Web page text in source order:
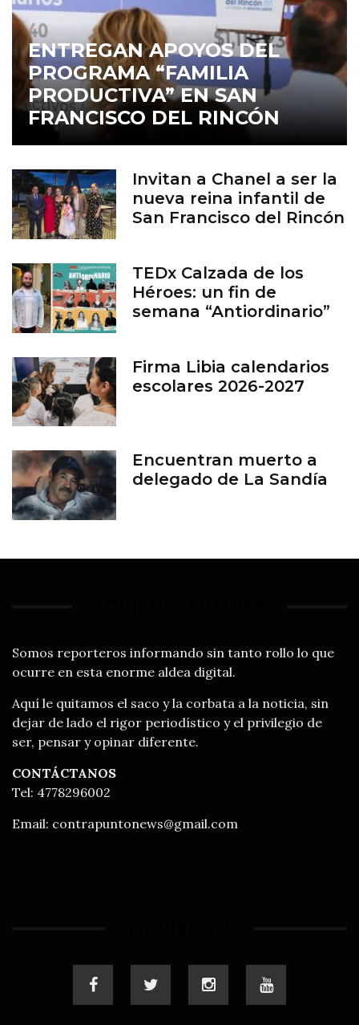
ENTREGAN APOYOS DEL
PROGRAMA “FAMILIA
PRODUCTIVA” EN SAN
FRANCISCO DEL RINCÓN
Invitan a Chanel a ser la
nueva reina infantil de
San Francisco del Rincón
TEDx Calzada de los
Héroes: un fin de
semana “Antiordinario”
Firma Libia calendarios
escolares 2026-2027
Encuentran muerto a
delegado de La Sandía
Somos reporteros informando sin tanto rollo lo que
ocurre en esta enorme aldea digital.
Aquí le quitamos el saco y la corbata a la noticia, sin
dejar de lado el rigor periodístico y el privilegio de
ser, pensar y opinar diferente.
CONTÁCTANOS
Tel: 4778296002
Email: contrapuntonews@gmail.com